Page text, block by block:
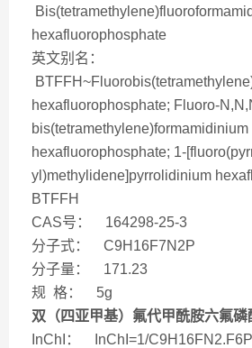
hexafluorophosphate
英文别名：
hexafluorophosphate; Fluoro-
bis(tetramethylene)formamidinium
hexafluorophosphate; 1-
yl)methylidene]pyrrolidinium
BTFFH
CAS号： 164298-25-3
分子式： C9H16F7N2P
分子量： 171.23
规 格： 5g
双（四亚甲基）氟代甲酰胺六氟磷
InChI： InChI=1/